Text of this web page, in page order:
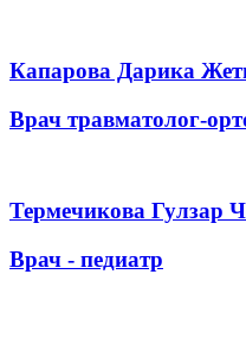
Капарова Дарика
Врач травматолог-
Термечикова Гулзар
Врач - педиатр